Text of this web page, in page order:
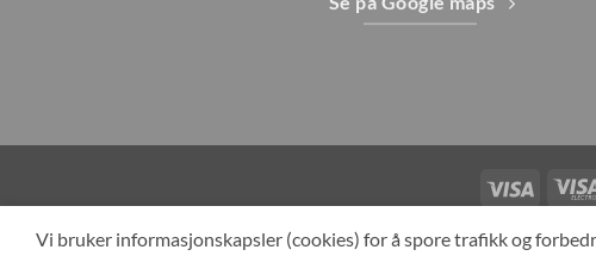
Visa
TILBAKEKALLINGER
Vi bruker informasjonskapsler (cookies) for å spore trafikk og